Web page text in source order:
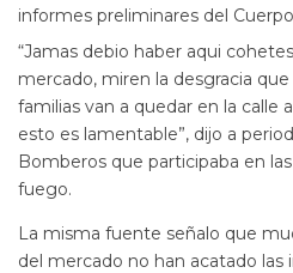
informes preliminares del
“Jamas debio haber aqui
mercado, miren la desgracia
familias van a quedar en la calle
esto es lamentable”, dijo a
Bomberos que participaba en
fuego.
La misma fuente señalo que
del mercado no han acatado las